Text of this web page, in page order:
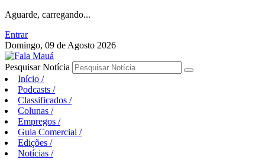
Aguarde, carregando...
Entrar
Domingo, 09 de Agosto 2026
Pesquisar Notícia
Início /
Podcasts /
Classificados /
Colunas /
Empregos /
Guia Comercial /
Edições /
Notícias /